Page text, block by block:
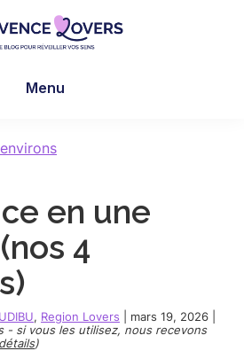
Menu
en une
4
, Region Lovers mars 19, 2026
- si vous les utilisez, nous recevons
)